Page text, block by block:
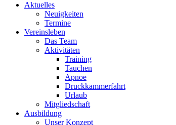
Aktuelles
Neuigkeiten
Termine
Vereinsleben
Das Team
Aktivitäten
Training
Tauchen
Apnoe
Druckkammerfahrt
Urlaub
Mitgliedschaft
Ausbildung
Unser Konzept